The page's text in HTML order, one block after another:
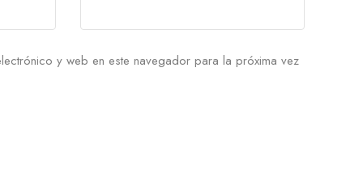
y web en este navegador para la próxima vez